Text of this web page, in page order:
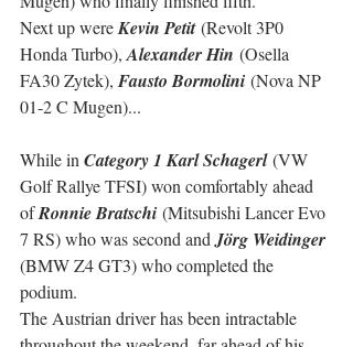
Next up were Kevin Petit (Revolt 3P0
Honda Turbo), Alexander Hin (Osella
FA30 Zytek), Fausto Bormolini (Nova NP
01-2 C Mugen)...
While in Category 1 Karl Schagerl (VW
Golf Rallye TFSI) won comfortably ahead
of Ronnie Bratschi (Mitsubishi Lancer Evo
7 RS) who was second and Jörg Weidinger
(BMW Z4 GT3) who completed the
podium.
The Austrian driver has been intractable